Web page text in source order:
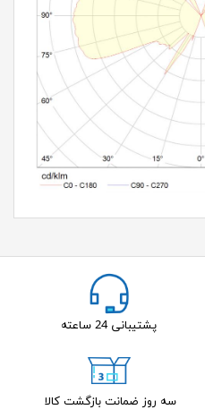
پشتیبانی 24 ساعته
سه روز ضمانت بازگشت کالا